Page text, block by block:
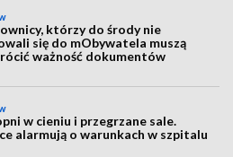
którzy do środy nie
się do mObywatela muszą
ważność dokumentów
w cieniu i przegrzane sale.
alarmują o warunkach w szpitalu